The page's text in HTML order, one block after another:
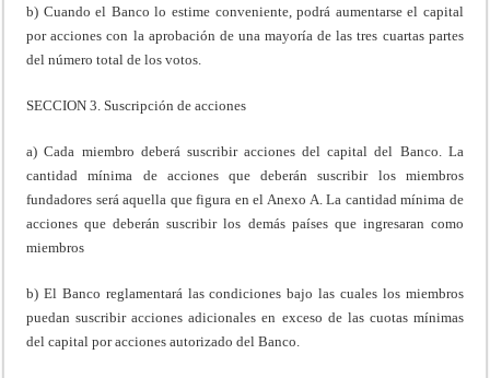
b) Cuando el Banco lo estime conveniente, podrá aumentarse el capital
por acciones con la aprobación de una mayoría de las tres cuartas partes
del número total de los votos.
SECCION 3. Suscripción de acciones
a) Cada miembro deberá suscribir acciones del capital del Banco. La
cantidad mínima de acciones que deberán suscribir los miembros
fundadores será aquella que figura en el Anexo A. La cantidad mínima de
acciones que deberán suscribir los demás países que ingresaran como
miembros
b) El Banco reglamentará las condiciones bajo las cuales los miembros
puedan suscribir acciones adicionales en exceso de las cuotas mínimas
del capital por acciones autorizado del Banco.